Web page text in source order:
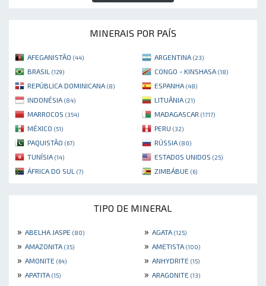
MINERAIS POR PAÍS
AFEGANISTÃO (44) ARGENTINA (23)
BRASIL (129) CONGO - KINSHASA (18)
REPÚBLICA DOMINICANA (8) ESPANHA (48)
INDONÉSIA (84) LITUÂNIA (21)
MARROCOS (354) MADAGASCAR (1717)
MÉXICO (51) PERU (32)
PAQUISTÃO (67) RÚSSIA (80)
TUNÍSIA (14) ESTADOS UNIDOS (25)
ÁFRICA DO SUL (7) ZIMBÁBUE (6)
TIPO DE MINERAL
» ABELHA JASPE (80) » AGATA (125)
» AMAZONITA (35) » AMETISTA (100)
» AMONITE (64) » ANHYDRITE (15)
» APATITA (15) » ARAGONITE (13)